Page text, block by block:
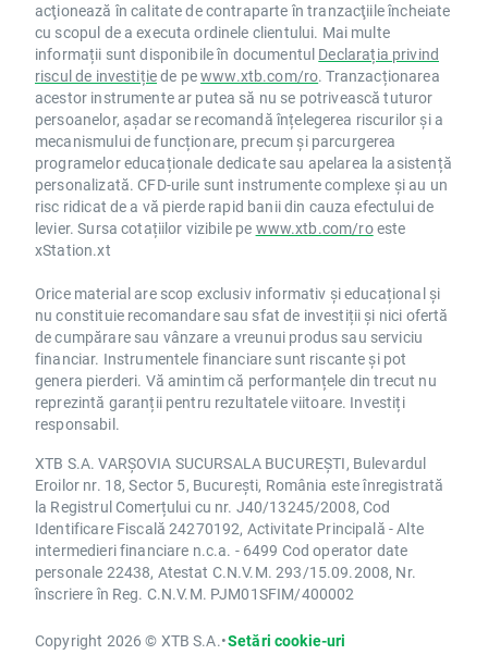
acţionează în calitate de contraparte în tranzacţiile încheiate
cu scopul de a executa ordinele clientului. Mai multe
informații sunt disponibile în documentul Declarația privind
riscul de investițiede pewww.xtb.com/ro. Tranzacționarea
acestor instrumente ar putea să nu se potrivească tuturor
persoanelor, așadar se recomandă înțelegerea riscurilor și a
mecanismului de funcționare, precum și parcurgerea
programelor educaționale dedicate sau apelarea la asistență
personalizată. CFD-urile sunt instrumente complexe și au un
risc ridicat de a vă pierde rapid banii din cauza efectului de
levier. Sursa cotațiilor vizibile pe www.xtb.com/roeste
xStation.xt
Orice material are scop exclusiv informativ și educațional și
nu constituie recomandare sau sfat de investiții și nici ofertă
de cumpărare sau vânzare a vreunui produs sau serviciu
financiar. Instrumentele financiare sunt riscante și pot
genera pierderi. Vă amintim că performanțele din trecut nu
reprezintă garanții pentru rezultatele viitoare. Investiți
responsabil.
XTB S.A. VARȘOVIA SUCURSALA BUCUREȘTI, Bulevardul
Eroilor nr. 18, Sector 5, București, România este înregistrată
la Registrul Comerțului cu nr. J40/13245/2008, Cod
Identificare Fiscală 24270192, Activitate Principală - Alte
intermedieri financiare n.c.a. - 6499 Cod operator date
personale 22438, Atestat C.N.V.M. 293/15.09.2008, Nr.
înscriere în Reg. C.N.V.M. PJM01SFIM/400002
Copyright 2026 © XTB S.A.•Setări cookie-uri